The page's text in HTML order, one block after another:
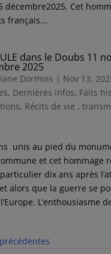
décembre2025. Cet
français...
dans le Doubs 11
2025
Dormois | Nov 13,
, Dernières infos, Faits
, Récits de vie ,
unis au pied du
et cet hommage
dix ans après
alors que la guerre se
L’enthousiasme